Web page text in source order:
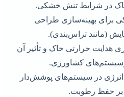
در شرایط تنش خشکی.
برای بهینه‌سازی طراحی
(مانند تراس‌بندی).
هدایت حرارتی خاک و تأثیر آن
کشاورزی.
در سیستم‌های پوشش‌دار
بر حفظ رطوبت.